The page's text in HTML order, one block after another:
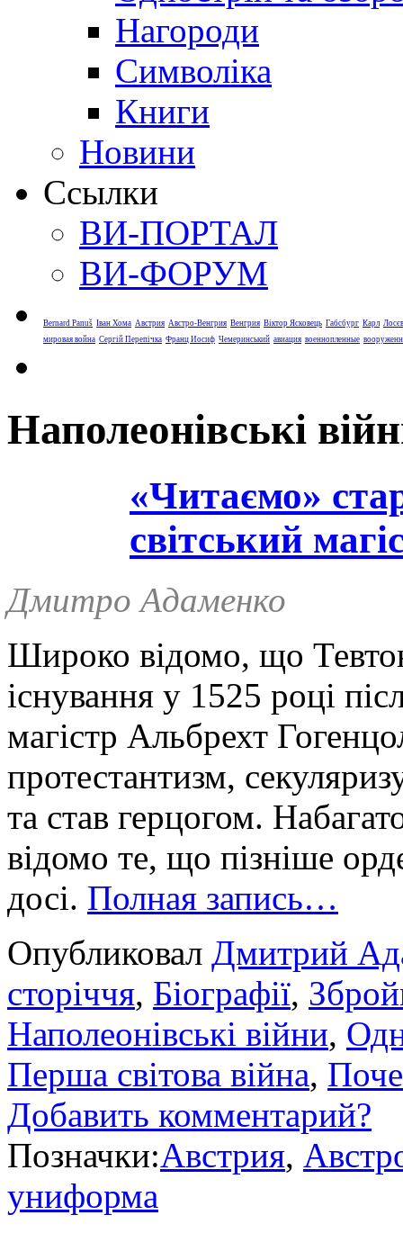
Нагороди
Символіка
Книги
Новини
Ссылки
ВИ-ПОРТАЛ
ВИ-ФОРУМ
Bernard Panuš Іван Хома Австрия Австро-Венгрия Венгрия Віктор Ясковець Габсбург Карл Лосєв
мировая война Сергій Перепічка Франц Иосиф Чемеринський авиация военнопленные
Наполеонівські
«Читаємо»
світський
Дмитро Адаменко
Широко відомо, що
існування у 1525 році
магістр Альбрехт
протестантизм,
та став герцогом.
відомо те, що пізніше
досі. Полная запись…
Опубликовал Дмитрий
сторіччя, Біографії,
Наполеонівські війни,
Перша світова війна,
Добавить комментарий?
Позначки:Австрия,
униформа